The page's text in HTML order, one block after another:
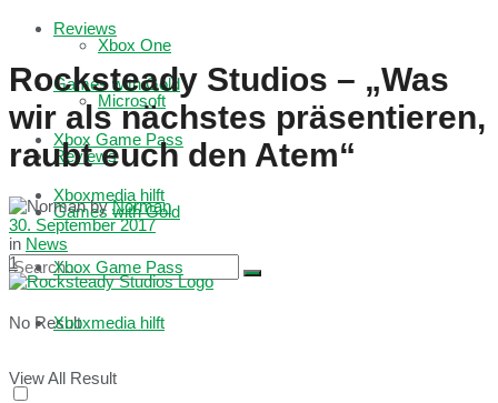
Reviews
Games with Gold
Xbox Game Pass
Xboxmedia hilft
No Result
View All Result
Xbox One
Microsoft
Reviews
Games with Gold
Xbox Game Pass
Xboxmedia hilft
Rocksteady Studios – „Was
wir als nächstes präsentieren,
raubt euch den Atem“
by Norman
30. September 2017
in News
1